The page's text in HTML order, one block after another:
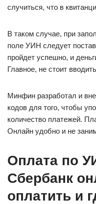
случиться, что в
В таком случае, при
поле УИН следует
пройдет успешно, и
Главное, не стоит
Минфин разработал и
кодов для того, чтобы
количество платежей.
Онлайн удобно и не
Оплата по
Сбербанк
оплатить и